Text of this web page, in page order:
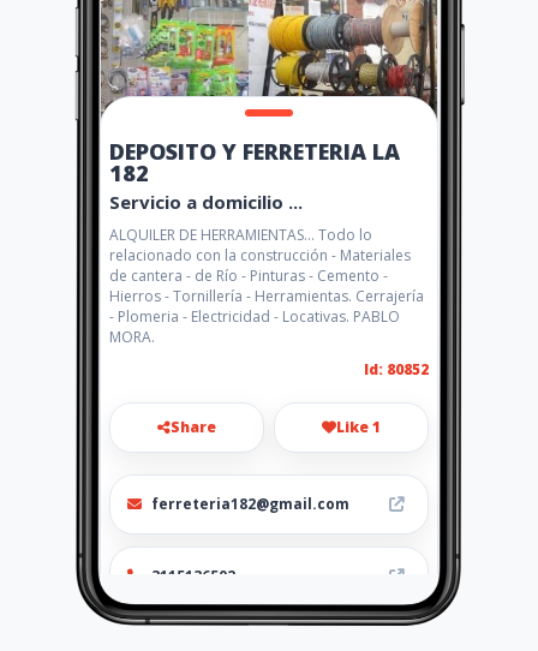
DEPOSITO Y FERRETERIA LA
182
Servicio a domicilio ...
ALQUILER DE HERRAMIENTAS... Todo lo
relacionado con la construcción - Materiales
de cantera - de Río - Pinturas - Cemento -
Hierros - Tornillería - Herramientas. Cerrajería
- Plomeria - Electricidad - Locativas. PABLO
MORA.
Id: 80852
Share Like 1
ferreteria182@gmail.com
3115136502